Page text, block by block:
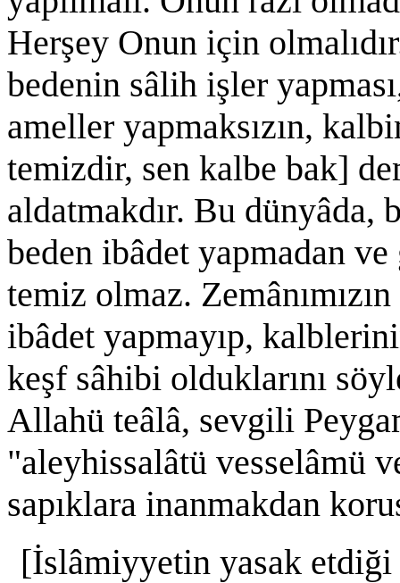
Herşey Onun için
bedenin sâlih işler
ameller yapmaksızın,
temizdir, sen kalbe bak]
aldatmakdır. Bu dünyâda,
beden ibâdet yapmadan
temiz olmaz.
ibâdet yapmayıp,
keşf sâhibi olduklarını
Allahü teâlâ, sevgili
"aleyhissalâtü vesselâmü
sapıklara inanmakdan
[İslâmiyyetin yasak